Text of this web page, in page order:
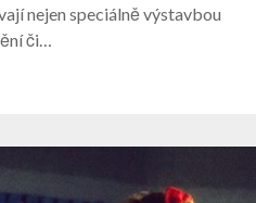
nejen speciálně výstavbou
či…